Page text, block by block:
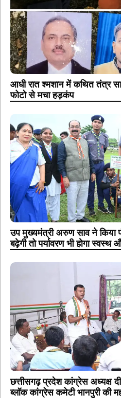
आधी रात श्मशान में कथित तंत्र
फोटो से मचा हड़कंप
उप मुख्यमंत्री अरुण साव ने किया
बढ़ेगी तो पर्यावरण भी होगा स्वस्थ
छत्तीसगढ़ प्रदेश कांग्रेस अध्यक्ष
ब्लॉक कांग्रेस कमेटी भानपुरी की